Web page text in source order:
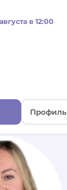
в 12:00
Профиль